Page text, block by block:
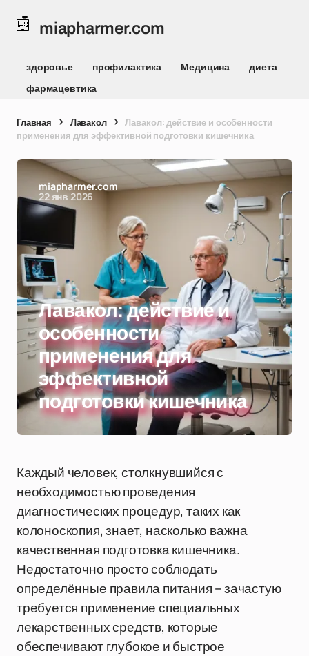
miapharmer.com
здоровье профилактика Медицина
диета
фармацевтика
Главная Лавакол
Лавакол: действие и особенности
применения для эффективной подготовки кишечника
miapharmer.com
22 янв 2026
Лавакол: действие и
особенности
применения для
эффективной
подготовки кишечника
Каждый человек, столкнувшийся с
необходимостью проведения
диагностических процедур, таких как
колоноскопия, знает, насколько важна
качественная подготовка кишечника.
Недостаточно просто соблюдать
определённые правила питания – зачастую
требуется применение специальных
лекарственных средств, которые
обеспечивают глубокое и быстрое